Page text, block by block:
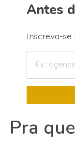
Antes
Inscreva-
Pra